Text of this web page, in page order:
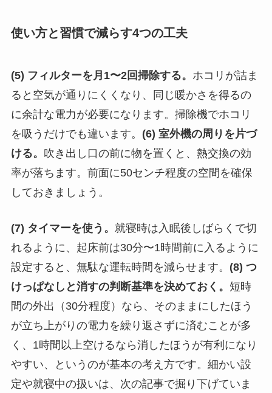
使い方と習慣で減らす4つの工夫
(5) フィルターを月1〜2回掃除する。 ホコリが詰ま
ると空気が通りにくくなり、同じ暖かさを得るの
に余計な電力が必要になります。掃除機でホコリ
を吸うだけでも違います。 (6) 室外機の周りを片づ
ける。 吹き出し口の前に物を置くと、熱交換の効
率が落ちます。前面に50センチ程度の空間を確保
しておきましょう。
(7) タイマーを使う。 就寝時は入眠後しばらくで切
れるように、起床前は30分〜1時間前に入るように
設定すると、無駄な運転時間を減らせます。 (8) つ
けっぱなしと消すの判断基準を決めておく。 短時
間の外出（30分程度）なら、そのままにしたほう
が立ち上がりの電力を繰り返さずに済むことが多
く、1時間以上空けるなら消したほうが有利になり
やすい、というのが基本の考え方です。細かい設
定や就寝中の扱いは、次の記事で掘り下げていま